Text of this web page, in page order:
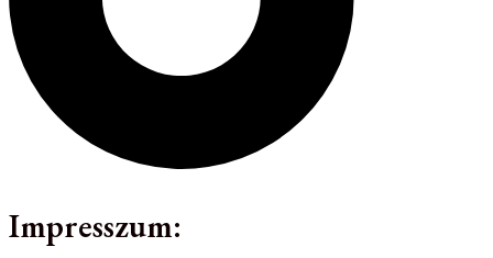
Impresszum: